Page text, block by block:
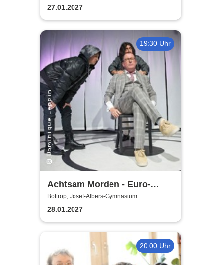
27.01.2027
19:30 Uhr
Achtsam Morden - Euro-
Studio Landgraf
Bottrop, Josef-Albers-Gymnasium
28.01.2027
20:00 Uhr